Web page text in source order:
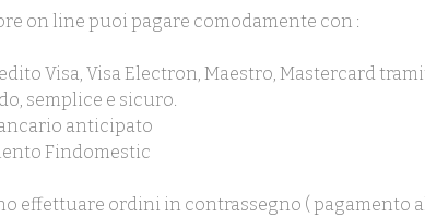
on line puoi pagare comodamente con :
Visa, Visa Electron, Maestro, Mastercard
semplice e sicuro.
anticipato
Findomestic
effettuare ordini in contrassegno ( pagamento